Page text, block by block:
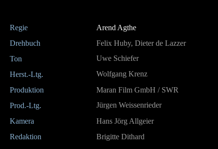
Regie
Arend Agthe
Drehbuch
Felix Huby, Dieter de Lazzer
Ton
Uwe Schiefer
Herst.-Ltg.
Wolfgang Krenz
Produktion
Maran Film GmbH / SWR
Prod.-Ltg.
Jürgen Weissenrieder
Kamera
Hans Jörg Allgeier
Redaktion
Brigitte Dithard